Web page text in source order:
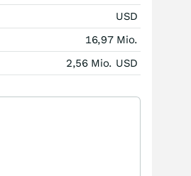
USD
16,97 Mio.
2,56 Mio. USD